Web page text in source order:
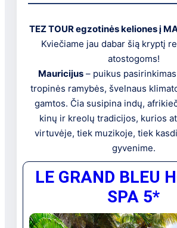
TEZ TOUR egzotinės keliones į
Kviečiame jau dabar šią kryptį
atostogoms!
Mauricijus– puikus
tropinės ramybės, švelnaus
gamtos. Čia susipina indų,
kinų ir kreolų tradicijos, kurios
virtuvėje, tiek muzikoje, tiek
gyvenime.
LE GRAND BLEU
SPA5*